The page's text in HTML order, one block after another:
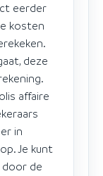
eerder
kosten
deze
affaire
in
Je kunt
door de